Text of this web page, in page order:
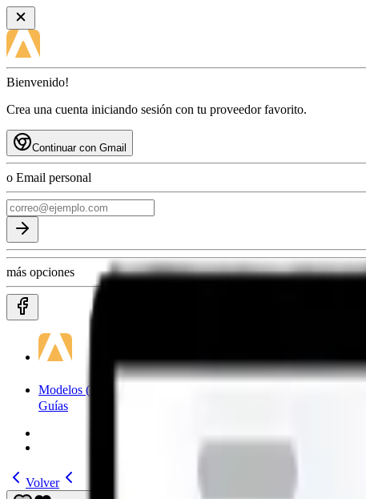
Bienvenido!
Crea una cuenta iniciando sesión con tu proveedor favorito.
Continuar con Gmail
o Email personal
más opciones
Modelos (185)
Guías
Volver